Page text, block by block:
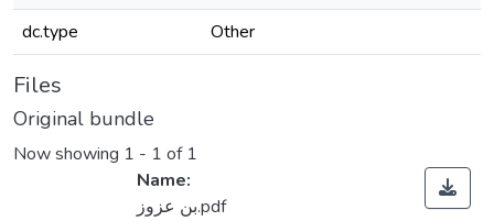
dc.type
Other
Files
Original bundle
Now showing 1 - 1 of 1
Name:
بن عزوز.pdf